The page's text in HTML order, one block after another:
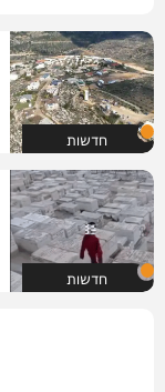
חדשות
חדשות